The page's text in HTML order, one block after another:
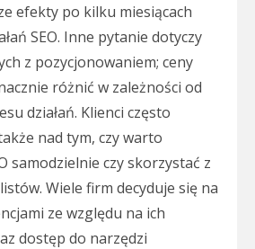
efekty po kilku miesiącach
SEO. Inne pytanie dotyczy
z pozycjonowaniem; ceny
różnić w zależności od
działań. Klienci często
nad tym, czy warto
samodzielnie czy skorzystać z
Wiele firm decyduje się na
ze względu na ich
dostęp do narzędzi